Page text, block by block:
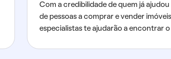
Com a credibilidade de quem já ajudou
de pessoas a comprar e vender
especialistas te ajudarão a encontrar o